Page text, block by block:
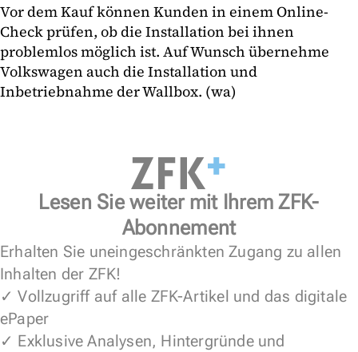
Vor dem Kauf können Kunden in einem Online-
Check prüfen, ob die Installation bei ihnen
problemlos möglich ist. Auf Wunsch übernehme
Volkswagen auch die Installation und
Inbetriebnahme der Wallbox. (wa)
Lesen Sie weiter mit Ihrem ZFK-
Abonnement
Erhalten Sie uneingeschränkten Zugang zu allen
Inhalten der ZFK!
✓ Vollzugriff auf alle ZFK-Artikel und das digitale
ePaper
✓ Exklusive Analysen, Hintergründe und